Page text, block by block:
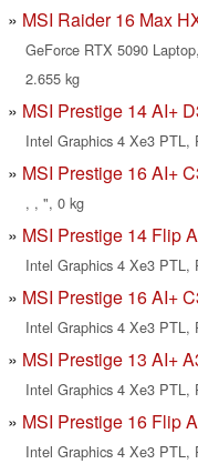
MSI Raider 16 Max
GeForce RTX 5090
2.655 kg
MSI Prestige 14 AI+
Intel Graphics 4 Xe3 PTL,
MSI Prestige 16 AI+
, , ", 0 kg
MSI Prestige 14 Flip
Intel Graphics 4 Xe3 PTL,
MSI Prestige 16 AI+
Intel Graphics 4 Xe3 PTL,
MSI Prestige 13 AI+
Intel Graphics 4 Xe3 PTL,
MSI Prestige 16 Flip
Intel Graphics 4 Xe3 PTL,